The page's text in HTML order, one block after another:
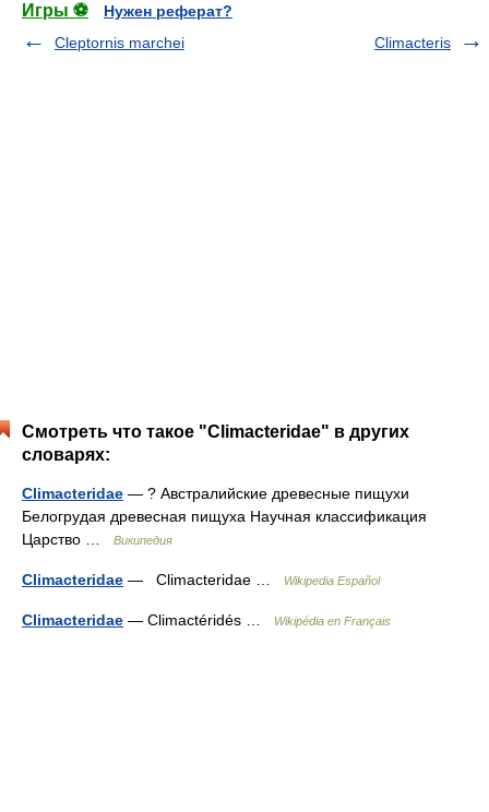
Игры ⚽
Нужен реферат?
Cleptornis marchei
Climacteris
Смотреть что такое "Climacteridae" в других
словарях:
Climacteridae — ? Австралийские древесные пищухи
Белогрудая древесная пищуха Научная классификация
Царство …
Википедия
Climacteridae — Climacteridae … Wikipedia Español
Climacteridae — Climactéridés … Wikipédia en Français